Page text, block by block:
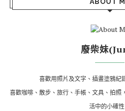
NEWER POSTS